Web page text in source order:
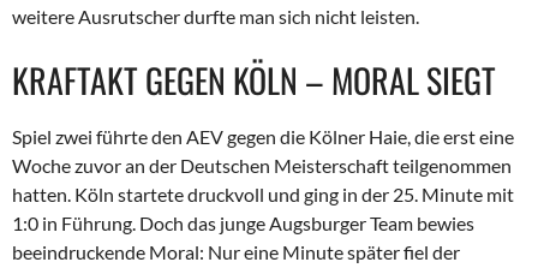
weitere Ausrutscher durfte man sich nicht leisten.
KRAFTAKT GEGEN KÖLN – MORAL SIEGT
Spiel zwei führte den AEV gegen die Kölner Haie, die erst eine
Woche zuvor an der Deutschen Meisterschaft teilgenommen
hatten. Köln startete druckvoll und ging in der 25. Minute mit
1:0 in Führung. Doch das junge Augsburger Team bewies
beeindruckende Moral: Nur eine Minute später fiel der